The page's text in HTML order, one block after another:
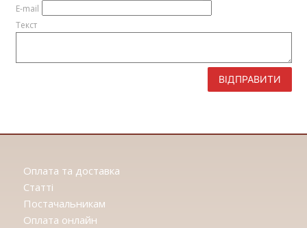
E-mail
Текст
ВІДПРАВИТИ
Оплата та доставка
Статтi
Постачальникам
Оплата онлайн